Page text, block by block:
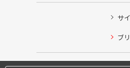
サ
ブ
タイヤ点検・安全点検/